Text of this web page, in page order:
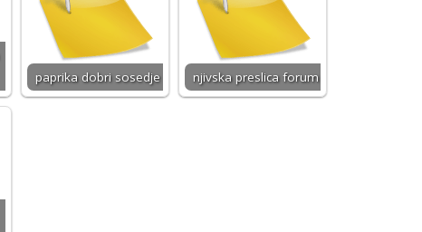
paprika dobri sosedje njivska preslica forum